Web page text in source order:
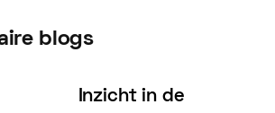
blogs
Inzicht in de